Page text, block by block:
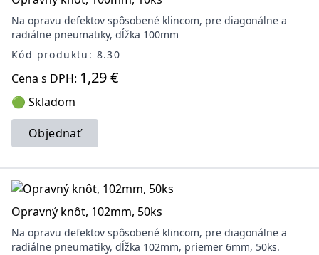
Na opravu defektov spôsobené klincom, pre diagonálne a
radiálne pneumatiky, dĺžka 100mm
Kód produktu: 8.30
Cena s DPH: 1,29 €
🟢 Skladom
Objednať
Opravný knôt, 102mm, 50ks
Na opravu defektov spôsobené klincom, pre diagonálne a
radiálne pneumatiky, dĺžka 102mm, priemer 6mm, 50ks.